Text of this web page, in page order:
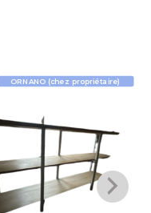
ORNANO (chez propriétaire)